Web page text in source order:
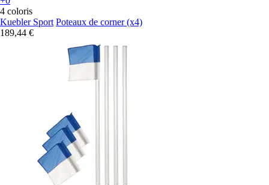
4 coloris
Kuebler Sport Poteaux de corner (x4)
189,44 €